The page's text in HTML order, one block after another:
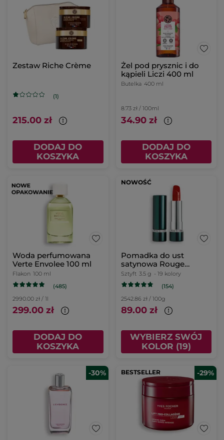
Zestaw Riche Crème
(1)
215.00 zł
DODAJ DO
KOSZYKA
Żel pod prysznic i do
kąpieli Liczi 400 ml
Butelka 400 ml
8.73 zł / 100ml
34.90 zł
DODAJ DO
KOSZYKA
Woda perfumowana
Verte Envolee 100 ml
Flakon 100 ml
(485)
2990.00 zł / 1l
299.00 zł
DODAJ DO
KOSZYKA
NOWOŚĆ
Pomadka do ust
satynowa Rouge
Botanique 330. Rouge
Pavot 3,5 g
Sztyft 3.5 g - 19 kolory
(154)
2542.86 zł / 100g
89.00 zł
WYBIERZ SWÓJ
KOLOR (19)
-30% BESTSELLER -29%